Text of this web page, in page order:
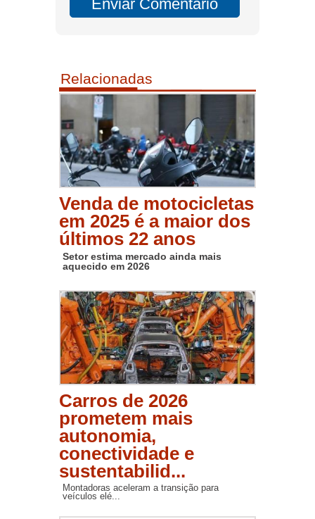
Relacionadas
Venda de motocicletas
em 2025 é a maior dos
últimos 22 anos
Setor estima mercado ainda mais
aquecido em 2026
Carros de 2026
prometem mais
autonomia,
conectividade e
sustentabilid...
Montadoras aceleram a transição para
veículos elé...